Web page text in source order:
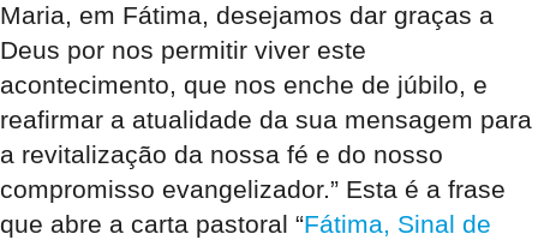
Maria, em Fátima, desejamos dar graças a
Deus por nos permitir viver este
acontecimento, que nos enche de júbilo, e
reafirmar a atualidade da sua mensagem para
a revitalização da nossa fé e do nosso
compromisso evangelizador.” Esta é a frase
que abre a carta pastoral “Fátima, Sinal de